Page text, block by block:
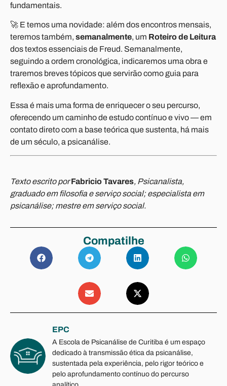
fundamentais.
🚀 E temos uma novidade: além dos encontros mensais,
teremos também, semanalmente, um Roteiro de Leitura
dos textos essenciais de Freud. Semanalmente,
seguindo a ordem cronológica, indicaremos uma obra e
traremos breves tópicos que servirão como guia para
reflexão e aprofundamento.
Essa é mais uma forma de enriquecer o seu percurso,
oferecendo um caminho de estudo contínuo e vivo — em
contato direto com a base teórica que sustenta, há mais
de um século, a psicanálise.
Texto escrito porFabricio Tavares, Psicanalista,
graduado em filosofia e serviço social; especialista em
psicanálise; mestre em serviço social.
Compatilhe
EPC
A Escola de Psicanálise de Curitiba é um espaço
dedicado à transmissão ética da psicanálise,
sustentada pela experiência, pelo rigor teórico e
pelo aprofundamento contínuo do percurso